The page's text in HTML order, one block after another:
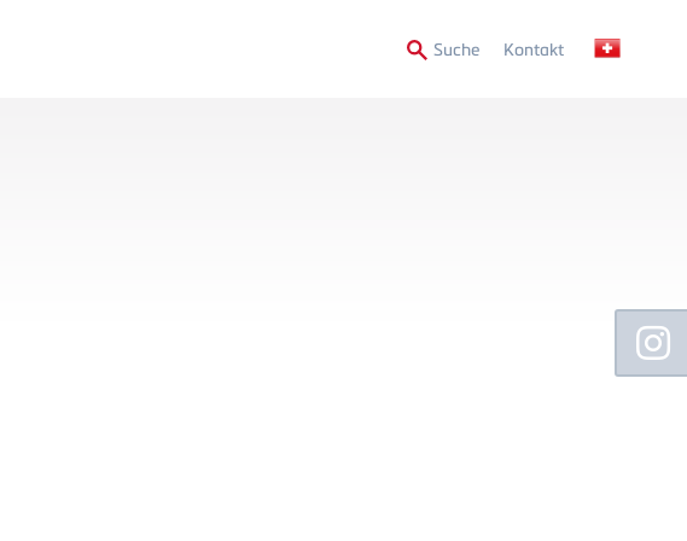
SucheSecondary
Kontakt
Floating